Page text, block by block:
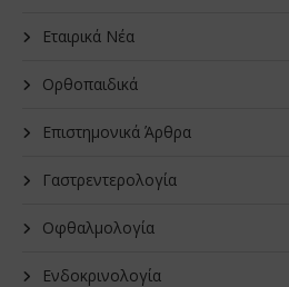
Εταιρικά Νέα
Oρθοπαιδικά
Επιστημονικά Άρθρα
Γαστρεντερολογία
Οφθαλμολογία
Ενδοκρινολογία